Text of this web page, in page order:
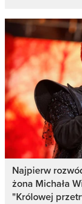
Najpierw
żona Michała
"Królowej